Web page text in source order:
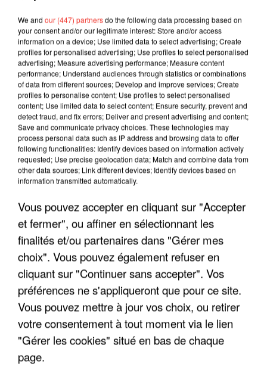
CASTING - TROISIÈME EXTRAIT DE
L'ALBUM « LA VIE D'ARTISTE »
LA DERNIÈRE DANSE, MASHUP BOB
We and our (447) partnersdo the following data processing based on
your consent and/or our legitimate interest: Store and/or access
information on a device; Use limited data to select advertising; Create
profiles for personalised advertising; Use profiles to select personalised
advertising; Measure advertising performance; Measure content
performance; Understand audiences through statistics or combinations
of data from different sources; Develop and improve services; Create
profiles to personalise content; Use profiles to select personalised
content; Use limited data to select content; Ensure security, prevent and
detect fraud, and fix errors; Deliver and present advertising and content;
Save and communicate privacy choices. These technologies may
process personal data such as IP address and browsing data to offer
following functionalities: Identify devices based on information actively
requested; Use precise geolocation data; Match and combine data from
other data sources; Link different devices; Identify devices based on
information transmitted automatically.
Vous pouvez accepter en cliquant sur "Accepter
et fermer", ou affiner en sélectionnant les
finalités et/ou partenaires dans "Gérer mes
choix". Vous pouvez également refuser en
cliquant sur "Continuer sans accepter". Vos
préférences ne s'appliqueront que pour ce site.
Vous pouvez mettre à jour vos choix, ou retirer
votre consentement à tout moment via le lien
"Gérer les cookies" situé en bas de chaque
page.